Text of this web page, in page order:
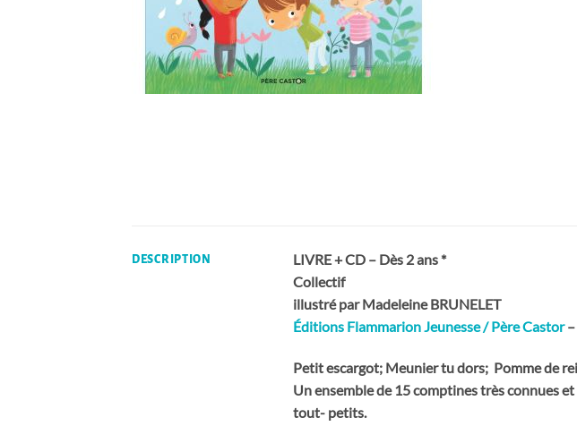
DESCRIPTION
LIVRE + CD – Dès 2 ans *
Collectif
illustré par Madeleine BRUNELET
Éditions Flammarion Jeunesse / Père Castor–
Petit escargot; Meunier tu dors; Pomme de
Un ensemble de 15 comptines très connues
tout- petits.